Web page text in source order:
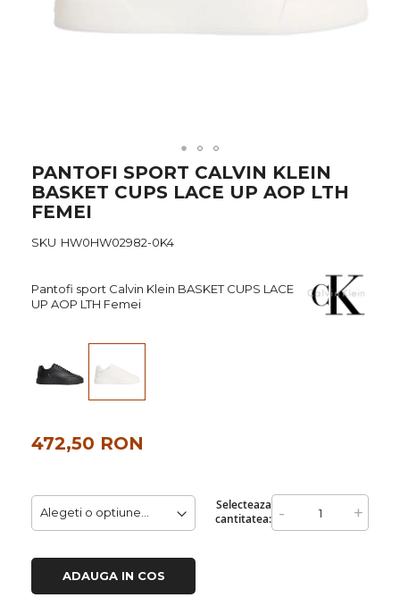
Skip
to
the
beginning
the
PANTOFI SPORT CALVIN KLEIN
BASKET CUPS LACE UP AOP LTH
FEMEI
SKU HW0HW02982-0K4
Pantofi sport Calvin Klein BASKET CUPS LACE
UP AOP LTH Femei
Selecteaza
cantitatea: - +
472,50 RON
ADAUGA IN COS